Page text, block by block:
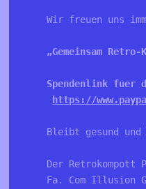
Wir freuen uns
„Gemeinsam
Spendenlink fuer
https://
Bleibt gesund
Der
Fa. Com Illusion